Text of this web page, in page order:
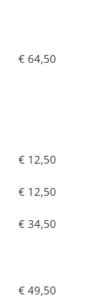
€ 64,50
€ 12,50
€ 12,50
€ 34,50
€ 49,50